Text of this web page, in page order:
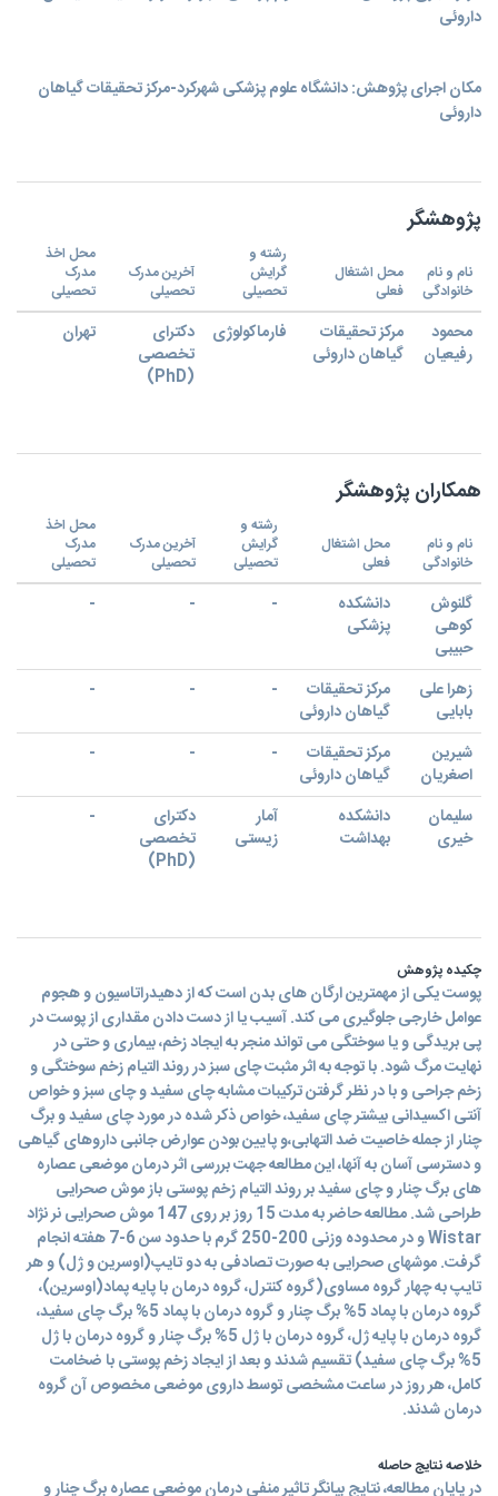
داروئی
مکان اجرای پژوهش: دانشگاه علوم پزشکی شهرکرد-مرکز تحقیقات گیاهان
داروئی
پژوهشگر
نام و نام
خانوادگی
محل اشتغال
فعلی
رشته و
گرایش
تحصیلی
آخرین مدرک
تحصیلی
محل اخذ
مدرک
تحصیلی
محمود
رفیعیان
مرکز تحقیقات
گیاهان داروئی
فارماکولوژی
دکترای
تخصصی
(PhD)
تهران
همکاران پژوهشگر
نام و نام
خانوادگی
محل اشتغال
فعلی
رشته و
گرایش
تحصیلی
آخرین مدرک
تحصیلی
محل اخذ
مدرک
تحصیلی
گلنوش
کوهی
حبیبی
دانشکده
پزشکی
-
-
-
زهرا علی
بابایی
مرکز تحقیقات
گیاهان داروئی
-
-
-
شیرین
اصغریان
مرکز تحقیقات
گیاهان داروئی
-
-
-
سلیمان
خیری
دانشکده
بهداشت
آمار
زیستی
دکترای
تخصصی
(PhD)
-
چکیده پژوهش
پوست یکی از مهمترین ارگان های بدن است که از دهیدراتاسیون و هجوم
عوامل خارجی جلوگیری می کند. آسیب یا از دست دادن مقداری از پوست در
پی بریدگی و یا سوختگی می تواند منجر به ایجاد زخم، بیماری و حتی در
نهایت مرگ شود. با توجه به اثر مثبت چای سبز در روند التیام زخم سوختگی و
زخم جراحی و با در نظر گرفتن ترکیبات مشابه چای سفید و چای سبز و خواص
آنتی اکسیدانی بیشتر چای سفید، خواص ذکر شده در مورد چای سفید و برگ
چنار از جمله خاصیت ضد التهابی،و پایین بودن عوارض جانبی داروهای گیاهی
و دسترسی آسان به آنها، این مطالعه جهت بررسی اثر درمان موضعی عصاره
های برگ چنار و چای سفید بر روند التیام زخم پوستی باز موش صحرایی
طراحی شد. مطالعه حاضر به مدت 15 روز بر روی 147 موش صحرایی نر نژاد
Wistar و در محدوده وزنی 200-250 گرم با حدود سن 6-7 هفته انجام
گرفت. موشهای صحرایی به صورت تصادفی به دو تایپ(اوسرین و ژل) و هر
تایپ به چهار گروه مساوی(گروه کنترل، گروه درمان با پایه پماد(اوسرین)،
گروه درمان با پماد 5% برگ چنار و گروه درمان با پماد 5% برگ چای سفید،
گروه درمان با پایه ژل، گروه درمان با ژل 5% برگ چنار و گروه درمان با ژل
5% برگ چای سفید) تقسیم شدند و بعد از ایجاد زخم پوستی با ضخامت
کامل، هر روز در ساعت مشخصی توسط داروی موضعی مخصوص آن گروه
درمان شدند.
خلاصه نتایج حاصله
در پایان مطالعه، نتایج بیانگر تاثیر منفی درمان موضعی عصاره برگ چنار و